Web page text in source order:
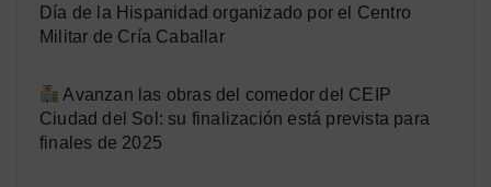
Día de la Hispanidad organizado por el Centro
Militar de Cría Caballar
Avanzan las obras del comedor del CEIP
Ciudad del Sol: su finalización está prevista para
finales de 2025